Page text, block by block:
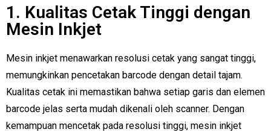
1. Kualitas Cetak Tinggi dengan
Mesin Inkjet
Mesin inkjet menawarkan resolusi cetak yang sangat tinggi,
memungkinkan pencetakan barcode dengan detail tajam.
Kualitas cetak ini memastikan bahwa setiap garis dan elemen
barcode jelas serta mudah dikenali oleh scanner. Dengan
kemampuan mencetak pada resolusi tinggi, mesin inkjet